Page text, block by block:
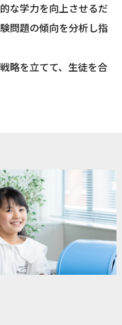
な学力を向上させるだ
問題の傾向を分析し指
略を立てて、生徒を合